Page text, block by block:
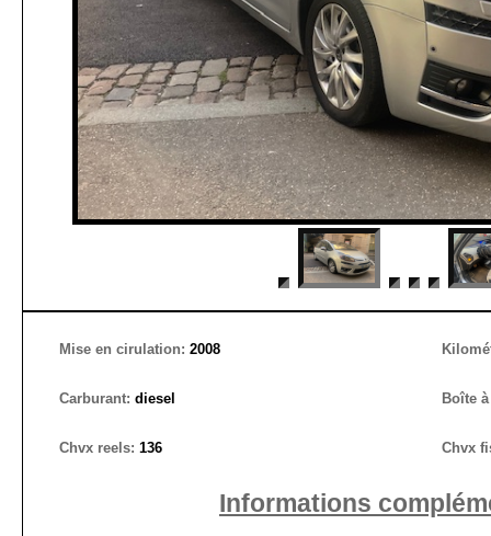
Mise en cirulation: 2008
Carburant: diesel Boîte
Chvx reels: 136 Chvx
Informations